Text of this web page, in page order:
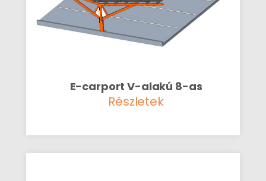
E-carport V-alakú 8-as
Részletek